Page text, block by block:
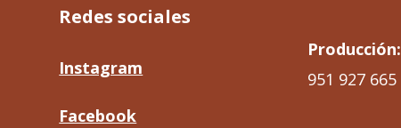
Redes sociales
Instagram
Facebook
Producción:
951 927 665